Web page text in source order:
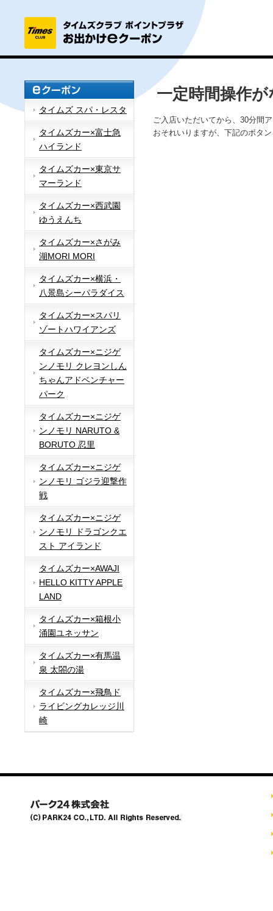
タイムズ スパ・レスタ
タイムズカー×富士急
ハイランド
タイムズカー×東京サ
マーランド
タイムズカー×西武園
ゆうえんち
タイムズカー×さがみ
湖MORI MORI
タイムズカー×横浜・
八景島シーパラダイス
タイムズカー×スパリ
ゾートハワイアンズ
タイムズカー×ニジゲ
ンノモリ クレヨンしん
ちゃんアドベンチャー
パーク
タイムズカー×ニジゲ
ンノモリ NARUTO &
BORUTO 忍里
タイムズカー×ニジゲ
ンノモリ ゴジラ迎撃作
戦
タイムズカー×ニジゲ
ンノモリ ドラゴンクエ
スト アイランド
タイムズカー×AWAJI
HELLO KITTY APPLE
LAND
タイムズカー×箱根小
涌園ユネッサン
タイムズカー×有馬温
泉 太閤の湯
タイムズカー×飛鳥ド
ライビングカレッジ川
崎
一定時間操作
ご入店いただいてから、30分間
おそれいりますが、下記のボタ